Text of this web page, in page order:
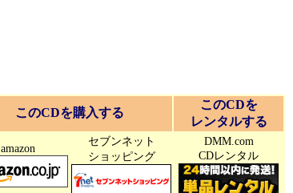
このCDを購入する
このCDを
レンタルする
amazon
セブンネット
ショッピング
DMM.com
CDレンタル